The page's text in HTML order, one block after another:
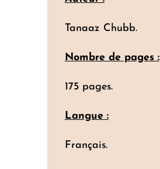
Tanaaz Chubb.
Nombre de pages :
175 pages.
Langue :
Français.